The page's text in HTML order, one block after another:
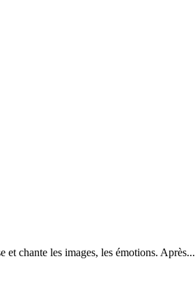
chante les images, les émotions. Après...